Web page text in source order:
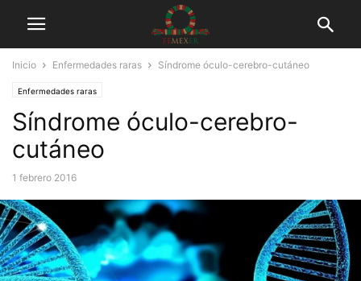
Inicio Enfermedades raras Síndrome óculo-cerebro-cutáneo
Enfermedades raras
Síndrome óculo-cerebro-
cutáneo
1 febrero 2016